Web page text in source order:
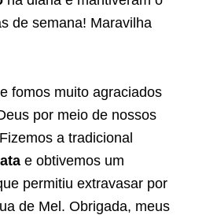
de semana! Maravilha
fomos muito agraciados
por meio de nossos
a tradicional
e obtivemos um
permitiu extravasar por
de Mel. Obrigada, meus